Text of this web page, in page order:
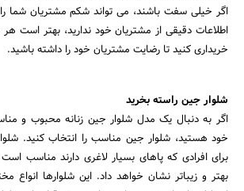
اگر خیلی سفت باشند، می تواند شکم مشتریان شما
اطلاعات دقیقی از مشتریان خود ندارید، بهتر است هر
خریداری کنید تا رضایت مشتریان خود را داشته باشید.
شلوار جین راسته بخرید
اگر به دنبال یک مدل شلوار جین زنانه محبوب و
خود هستید، شلوار جین مناسب را انتخاب کنید.
برای افرادی که پاهای بسیار لاغری دارند مناسب
بهتر و زیباتر نشان خواهد داد. این شلوارها انواع